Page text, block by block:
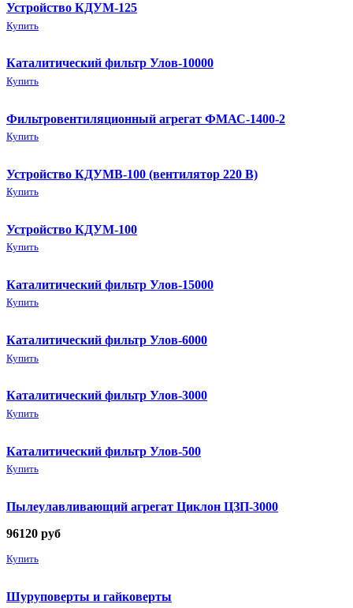
Устройство КДУМ-125
Купить
Каталитический фильтр Улов-10000
Купить
Фильтровентиляционный агрегат ФМАС-1400-2
Купить
Устройство КДУМВ-100 (вентилятор 220 В)
Купить
Устройство КДУМ-100
Купить
Каталитический фильтр Улов-15000
Купить
Каталитический фильтр Улов-6000
Купить
Каталитический фильтр Улов-3000
Купить
Каталитический фильтр Улов-500
Купить
Пылеулавливающий агрегат Циклон ЦЗП-3000
96120 руб
Купить
Шуруповерты и гайковерты